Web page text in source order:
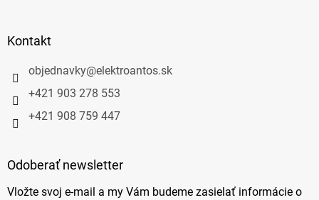
Kontakt
objednavky@elektroantos.sk
+421 903 278 553
+421 908 759 447
Odoberať newsletter
Vložte svoj e-mail a my Vám budeme zasielať informácie o